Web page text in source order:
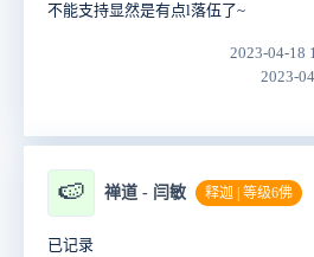
不能支持显然是有点l落伍了~
2023-04-18
2023-
🍉 禅道 - 闫敏 释迦 | 等级6佛
已记录